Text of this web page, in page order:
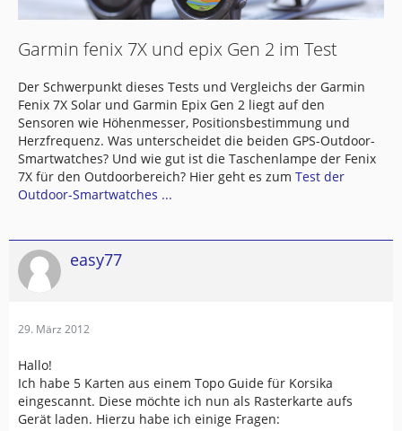
Garmin fenix 7X und epix Gen 2 im Test
Der Schwerpunkt dieses Tests und Vergleichs der Garmin
Fenix 7X Solar und Garmin Epix Gen 2 liegt auf den
Sensoren wie Höhenmesser, Positionsbestimmung und
Herzfrequenz. Was unterscheidet die beiden GPS-Outdoor-
Smartwatches? Und wie gut ist die Taschenlampe der Fenix
7X für den Outdoorbereich? Hier geht es zum Test der
Outdoor-Smartwatches ...
easy77
29. März 2012
Hallo!
Ich habe 5 Karten aus einem Topo Guide für Korsika
eingescannt. Diese möchte ich nun als Rasterkarte aufs
Gerät laden. Hierzu habe ich einige Fragen: